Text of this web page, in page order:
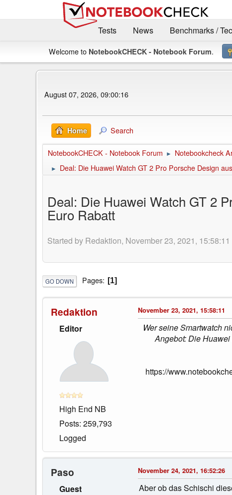
Tests
News Benchmarks /
Welcome to NotebookCHECK - Notebook Forum.
August 07, 2026, 09:00:16
Home Search
NotebookCHECK - Notebook Forum ► Notebookcheck
► Deal: Die Huawei Watch GT 2 Pro Porsche Design
Deal: Die Huawei Watch GT 2
Euro Rabatt
Started by Redaktion, November 23, 2021, 15:58:11
GO DOWN Pages 1
Redaktion
Editor
High End NB
Posts: 259,793
Logged
November 23, 2021, 15:58:11
Wer seine Smartwatch
Angebot: Die
https://
Paso
Guest
November 24, 2021, 16:52:26
Aber ob das Schischi